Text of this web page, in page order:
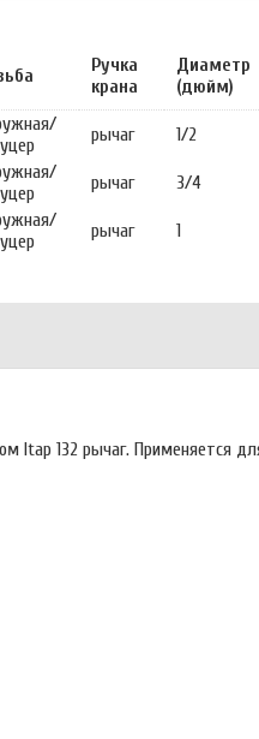
Ручка
крана
Диаметр
(дюйм)
рычаг 1/2
рычаг 3/4
рычаг 1
132 рычаг. Применяется